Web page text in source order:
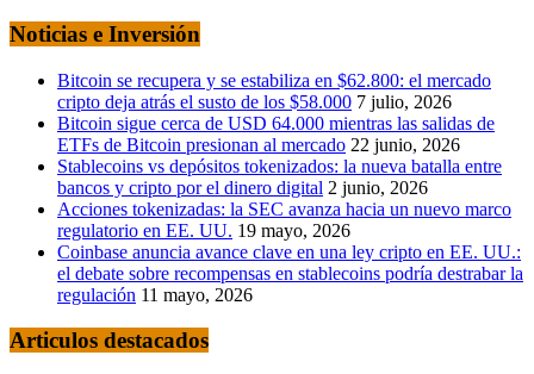
Noticias e Inversión
Bitcoin se recupera y se estabiliza en $62.800: el mercado
cripto deja atrás el susto de los $58.000 7 julio, 2026
Bitcoin sigue cerca de USD 64.000 mientras las salidas de
ETFs de Bitcoin presionan al mercado 22 junio, 2026
Stablecoins vs depósitos tokenizados: la nueva batalla entre
bancos y cripto por el dinero digital 2 junio, 2026
Acciones tokenizadas: la SEC avanza hacia un nuevo marco
regulatorio en EE. UU. 19 mayo, 2026
Coinbase anuncia avance clave en una ley cripto en EE. UU.:
el debate sobre recompensas en stablecoins podría destrabar la
regulación 11 mayo, 2026
Articulos destacados